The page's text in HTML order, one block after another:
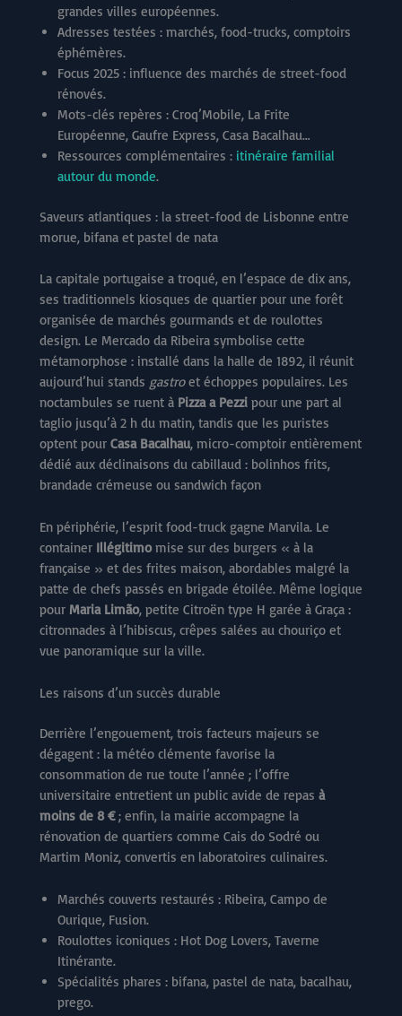
grandes villes européennes.
Adresses testées : marchés, food-trucks, comptoirs
éphémères.
Focus 2025 : influence des marchés de street-food
rénovés.
Mots-clés repères : Croq’Mobile, La Frite
Européenne, Gaufre Express, Casa Bacalhau…
Ressources complémentaires : itinéraire familial
autour du monde.
Saveurs atlantiques : la street-food de Lisbonne entre
morue, bifana et pastel de nata
La capitale portugaise a troqué, en l’espace de dix ans,
ses traditionnels kiosques de quartier pour une forêt
organisée de marchés gourmands et de roulottes
design. Le Mercado da Ribeira symbolise cette
métamorphose : installé dans la halle de 1892, il réunit
aujourd’hui stands gastroet échoppes populaires. Les
noctambules se ruent à Pizza a Pezzi pour une part al
taglio jusqu’à 2 h du matin, tandis que les puristes
optent pour Casa Bacalhau, micro-comptoir entièrement
dédié aux déclinaisons du cabillaud : bolinhos frits,
brandade crémeuse ou sandwich façon
En périphérie, l’esprit food-truck gagne Marvila. Le
container Illégitimomise sur des burgers « à la
française » et des frites maison, abordables malgré la
patte de chefs passés en brigade étoilée. Même logique
pour Maria Limão, petite Citroën type H garée à Graça :
citronnades à l’hibiscus, crêpes salées au chouriço et
vue panoramique sur la ville.
Les raisons d’un succès durable
Derrière l’engouement, trois facteurs majeurs se
dégagent : la météo clémente favorise la
consommation de rue toute l’année ; l’offre
universitaire entretient un public avide de repas à
moins de 8 €; enfin, la mairie accompagne la
rénovation de quartiers comme Cais do Sodré ou
Martim Moniz, convertis en laboratoires culinaires.
Marchés couverts restaurés : Ribeira, Campo de
Ourique, Fusion.
Roulottes iconiques : Hot Dog Lovers, Taverne
Itinérante.
Spécialités phares : bifana, pastel de nata, bacalhau,
prego.